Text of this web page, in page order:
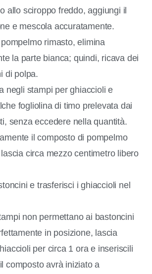
allo sciroppo freddo, aggiungi il
e mescola accuratamente.
rimasto, elimina
la parte bianca; quindi, ricava dei
di polpa.
negli stampi per ghiaccioli e
fogliolina di timo prelevata dai
senza eccedere nella quantità.
il composto di pompelmo
circa mezzo centimetro libero
e trasferisci i ghiaccioli nel
non permettano ai bastoncini
in posizione, lascia
per circa 1 ora e inseriscili
composto avrà iniziato a